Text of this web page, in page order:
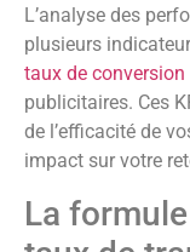
L’analyse des
plusieurs
taux de conversion
publicitaires. Ces
de l’efficacité de
impact sur votre
La